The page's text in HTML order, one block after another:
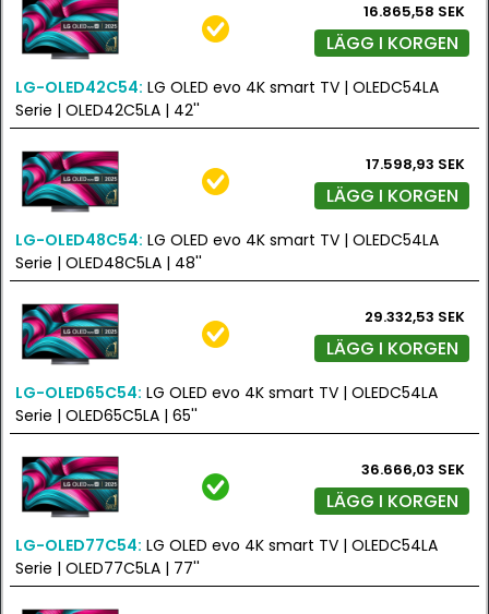
16.865,58 SEK
LÄGG I KORGEN
LG-OLED42C54: LG OLED evo 4K smart TV | OLEDC54LA
Serie | OLED42C5LA | 42''
17.598,93 SEK
LÄGG I KORGEN
LG-OLED48C54: LG OLED evo 4K smart TV | OLEDC54LA
Serie | OLED48C5LA | 48''
29.332,53 SEK
LÄGG I KORGEN
LG-OLED65C54: LG OLED evo 4K smart TV | OLEDC54LA
Serie | OLED65C5LA | 65''
36.666,03 SEK
LÄGG I KORGEN
LG-OLED77C54: LG OLED evo 4K smart TV | OLEDC54LA
Serie | OLED77C5LA | 77''